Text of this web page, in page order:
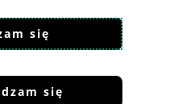
się
się
regulaminu